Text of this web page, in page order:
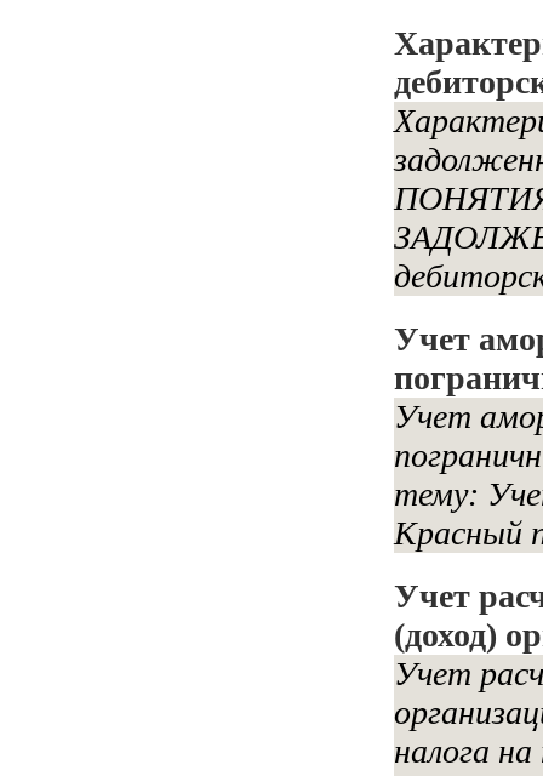
Учет
Учет
тему:
Красный
Учет
(доход)
Учет
налога